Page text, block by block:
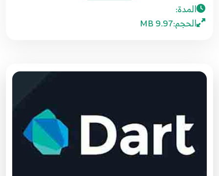
المدة:
الحجم:9.97 MB 11
11.9 - Logical Operators
14
14.12 - switch case
15
15.13 - for loop